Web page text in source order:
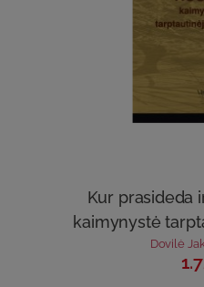
Kur prasideda
kaimynystė
Dovilė